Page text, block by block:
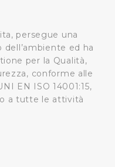
persegue una
ed ha
per la Qualità,
conforme alle
EN ISO 14001:15,
a tutte le attività